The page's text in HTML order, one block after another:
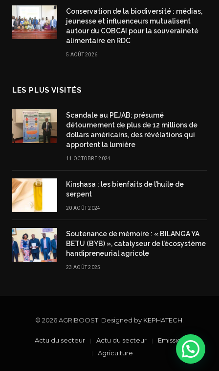
Conservation de la biodiversité : médias,
jeunesse et influenceurs mutualisent
autour du COBCAI pour la souveraineté
alimentaire en RDC
5 AOÛT 2026
LES PLUS VISITÉS
Scandale au PEJAB: présumé
détournement de plus de 12 millions de
dollars américains, des révélations qui
apportent la lumière
11 OCTOBRE 2024
Kinshasa : les bienfaits de l’huile de
serpent
20 AOÛT 2024
Soutenance de mémoire : « BILANGA YA
BETU (BYB) », catalyseur de l’écosystème
handipreneurial agricole
23 AOÛT 2025
© 2026 AGRIBOOST. Designed by KEPHATECH
Actu du secteur Actu du secteur
Emission TV
Agriculture